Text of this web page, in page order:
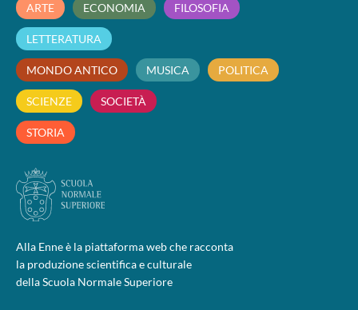
ARTE ECONOMIA FILOSOFIA
LETTERATURA
MONDO ANTICO MUSICA POLITICA
SCIENZE SOCIETÀ
STORIA
Alla Enne è la piattaforma web che racconta
la produzione scientifica e culturale
della Scuola Normale Superiore